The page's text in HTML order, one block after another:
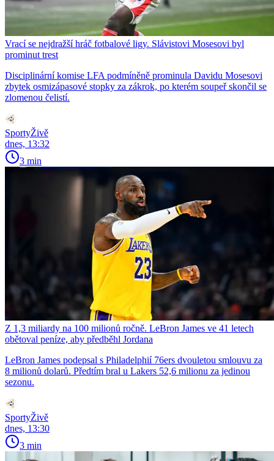
Vrací se nejdražší hráč fotbalové ligy. Slávistovi Mosesovi byl
prominut trest
Disciplinární komise LFA podmíněně prominula Davidu Mosesovi
zbytek osmizápasové stopky za zákrok, po kterém soupeř skončil se
zlomenou čelistí.
SportyŽivě
dnes, 13:32
3 min
Z 1,3 miliardy na 100 milionů ročně. LeBron James ve 41 letech
obětoval peníze, aby předběhl Jordana
LeBron James podepsal s Philadelphií 76ers dvouletou smlouvu za
8 milionů dolarů. Předtím bral u Lakers 52,6 milionu za jedinou
sezonu.
SportyŽivě
dnes, 13:30
3 min